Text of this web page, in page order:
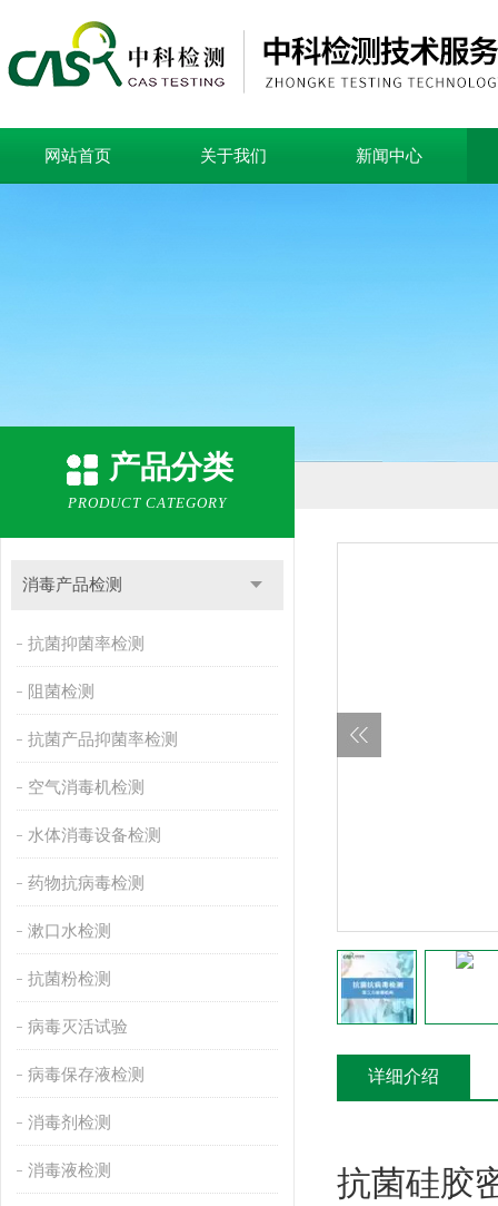
网站首页 关于我们 新闻中心
产品分类
PRODUCT CATEGORY
消毒产品检测
抗菌抑菌率检测
阻菌检测
抗菌产品抑菌率检测
空气消毒机检测
水体消毒设备检测
药物抗病毒检测
漱口水检测
抗菌粉检测
病毒灭活试验
病毒保存液检测
消毒剂检测
消毒液检测
详细介绍
抗菌硅胶